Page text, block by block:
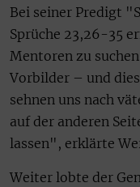
Bei seiner Predigt
Sprüche 23,26-35
Mentoren zu
Vorbilder – und
sehnen uns nach
auf der anderen
lassen", erklärte
Weiter lobte der